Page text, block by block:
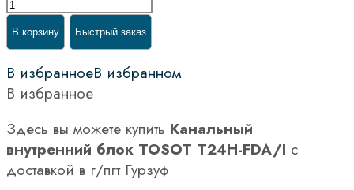
В корзину Быстрый заказ
В избранноеВ избранном
В избранное
Здесь вы можете купить Канальный
внутренний блок TOSOT T24H-FDA/I с
доставкой в г/пгт Гурзуф